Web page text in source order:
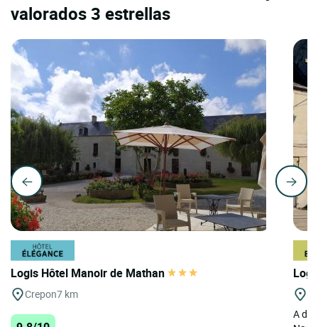
valorados 3 estrellas
Logis Hôtel Manoir de Mathan
Crepon7 km
A